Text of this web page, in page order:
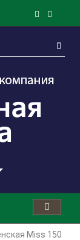
Miss 150,